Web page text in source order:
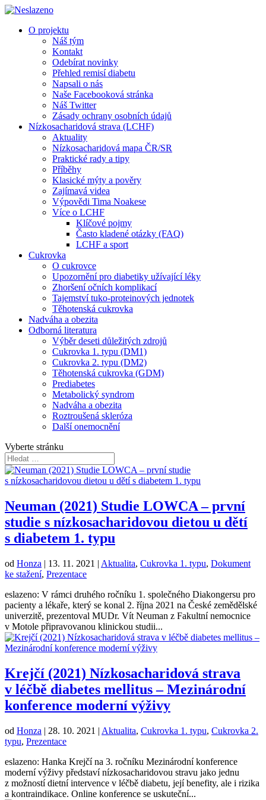
O projektu
Náš tým
Kontakt
Odebírat novinky
Přehled remisí diabetu
Napsali o nás
Naše Facebooková stránka
Náš Twitter
Zásady ochrany osobních údajů
Nízkosacharidová strava (LCHF)
Aktuality
Nízkosacharidová mapa ČR/SR
Praktické rady a tipy
Příběhy
Klasické mýty a pověry
Zajímavá videa
Výpovědi Tima Noakese
Více o LCHF
Klíčové pojmy
Často kladené otázky (FAQ)
LCHF a sport
Cukrovka
O cukrovce
Upozornění pro diabetiky užívající léky
Zhoršení očních komplikací
Tajemství tuko-proteinových jednotek
Těhotenská cukrovka
Nadváha a obezita
Odborná literatura
Výběr deseti důležitých zdrojů
Cukrovka 1. typu (DM1)
Cukrovka 2. typu (DM2)
Těhotenská cukrovka (GDM)
Prediabetes
Metabolický syndrom
Nadváha a obezita
Roztroušená skleróza
Další onemocnění
Vyberte stránku
Neuman (2021) Studie LOWCA – první
studie s nízkosacharidovou dietou u dětí
s diabetem 1. typu
od Honza | 13. 11. 2021 | Aktualita, Cukrovka 1. typu, Dokument
ke stažení, Prezentace
eslazeno: V rámci druhého ročníku 1. společného Diakongersu pro
pacienty a lékaře, který se konal 2. října 2021 na České zemědělské
univerzitě, prezentoval MUDr. Vít Neuman z Fakultní nemocnice
v Motole připravovanou klinickou studii...
Krejčí (2021) Nízkosacharidová strava
v léčbě diabetes mellitus – Mezinárodní
konference moderní výživy
od Honza | 28. 10. 2021 | Aktualita, Cukrovka 1. typu, Cukrovka 2.
typu, Prezentace
eslazeno: Hanka Krejčí na 3. ročníku Mezinárodní konference
moderní výživy představí nízkosacharidovou stravu jako jednu
z možností dietní intervence v léčbě diabetu, její benefity, ale i rizika
a kontraindikace. Online konference se uskuteční...